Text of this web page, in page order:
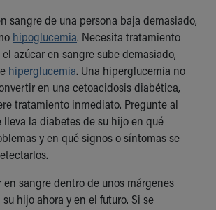
Visits
Safety
sangre de una persona baja demasiado,
hipoglucemia. Necesita tratamiento
azúcar en sangre sube demasiado,
hiperglucemia. Una hiperglucemia no
en una cetoacidosis diabética,
tratamiento inmediato. Pregunte al
la diabetes de su hijo en qué
y en qué signos o síntomas se
en sangre dentro de unos márgenes
hijo ahora y en el futuro. Si se